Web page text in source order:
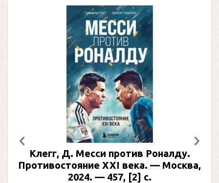
Клегг, Д. Месси против Роналду.
Противостояние XXI века. — Москва,
2024. — 457, [2] с.
Предыдущий